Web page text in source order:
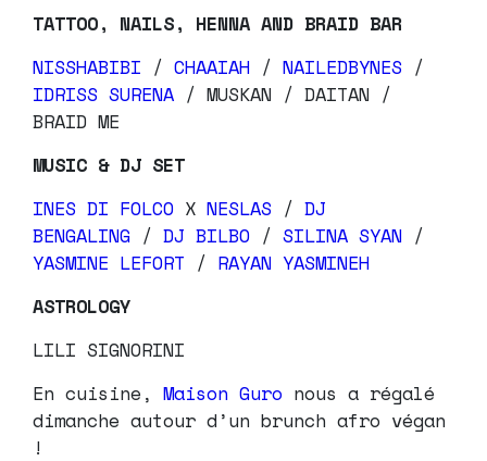
TATTOO, NAILS, HENNA AND BRAID BAR
NISSHABIBI / CHAAIAH / NAILEDBYNES /
IDRISS SURENA / MUSKAN / DAITAN /
BRAID ME
MUSIC & DJ SET
INES DI FOLCO X NESLAS / DJ
BENGALING / DJ BILBO / SILINA SYAN /
YASMINE LEFORT / RAYAN YASMINEH
ASTROLOGY
LILI SIGNORINI
En cuisine, Maison Guro nous a régalé
dimanche autour d’un brunch afro végan
!